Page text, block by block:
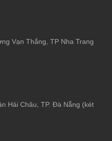
Vạn Thắng, TP Nha Trang
Hải Châu, TP. Đà Nẵng (két